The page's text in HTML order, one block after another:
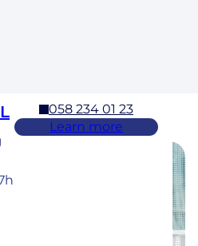
058 234 01 23
Learn more
hours
hours of our clinics